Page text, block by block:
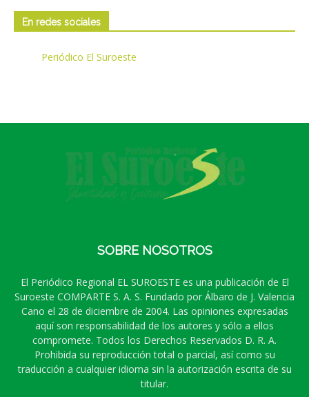
En redes sociales
Periódico El Suroeste
SOBRE NOSOTROS
El Periódico Regional EL SUROESTE es una publicación de El
Suroeste COMPARTE S. A. S. Fundado por Álbaro de J. Valencia
Cano el 28 de diciembre de 2004. Las opiniones expresadas
aquí son responsabilidad de los autores y sólo a ellos
compromete. Todos los Derechos Reservados D. R. A.
Prohibida su reproducción total o parcial, así como su
traducción a cualquier idioma sin la autorización escrita de su
titular.